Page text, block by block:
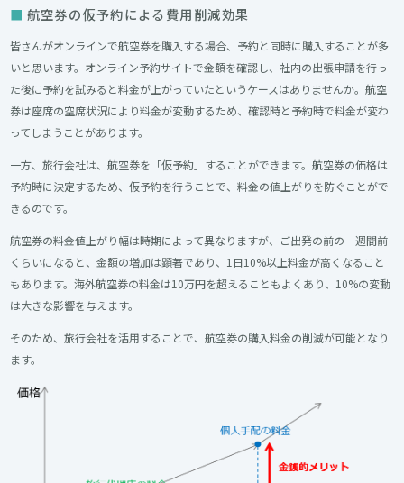
航空券の仮予約による費用削減効果
皆さんがオンラインで航空券を購入する場合、予約と同時に購入することが多
いと思います。オンライン予約サイトで金額を確認し、社内の出張申請を行っ
た後に予約を試みると料金が上がっていたというケースはありませんか。航空
券は座席の空席状況により料金が変動するため、確認時と予約時で料金が変わ
ってしまうことがあります。
一方、旅行会社は、航空券を「仮予約」することができます。航空券の価格は
予約時に決定するため、仮予約を行うことで、料金の値上がりを防ぐことがで
きるのです。
航空券の料金値上がり幅は時期によって異なりますが、ご出発の前の一週間前
くらいになると、金額の増加は顕著であり、1日10%以上料金が高くなること
もあります。海外航空券の料金は10万円を超えることもよくあり、10%の変動
は大きな影響を与えます。
そのため、旅行会社を活用することで、航空券の購入料金の削減が可能となり
ます。